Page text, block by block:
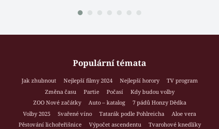
Populární témata
Jak zhubnout Nejlepší filmy 2024 Nejlepší horory
TV program
Změna času
Partie Počasí
Kdy budou volby
ZOO Nové začátky
Auto – katalog
7 pádů Honzy Dědka
Volby 2025
Svařené víno Tatarák podle Pohlreicha
Aloe vera
Pěstování lichořeřišnice
Výpočet ascendentu
Tvarohové knedlíky